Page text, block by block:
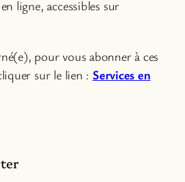
ligne, accessibles sur
pour vous abonner à ces
sur le lien : Services en